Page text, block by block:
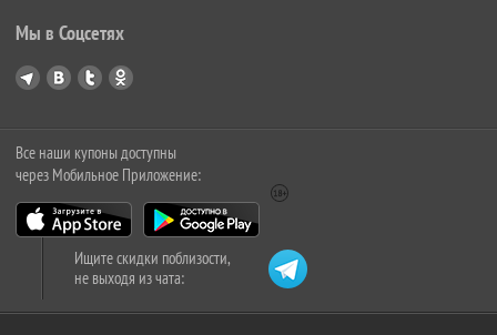
Мы в Соцсетях
Все наши купоны доступны
через Мобильное Приложение:
Ищите скидки поблизости,
не выходя из чата: